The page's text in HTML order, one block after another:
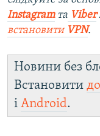
Instagramта Viber
встановити VPN.
Новини без
Встановити
і Android.